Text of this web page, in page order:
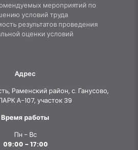
мероприятий по
условий труда
результатов проведения
оценки условий
Адрес
Раменский район, с. Ганусово,
А-107, участок 39
Время работы
Пн - Вс
09:00 - 17:00